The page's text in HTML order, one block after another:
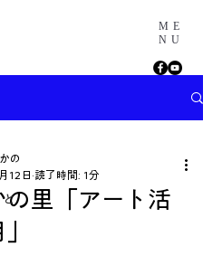
ME
NU
との里「アート活
の
12日 読了時間: 1分